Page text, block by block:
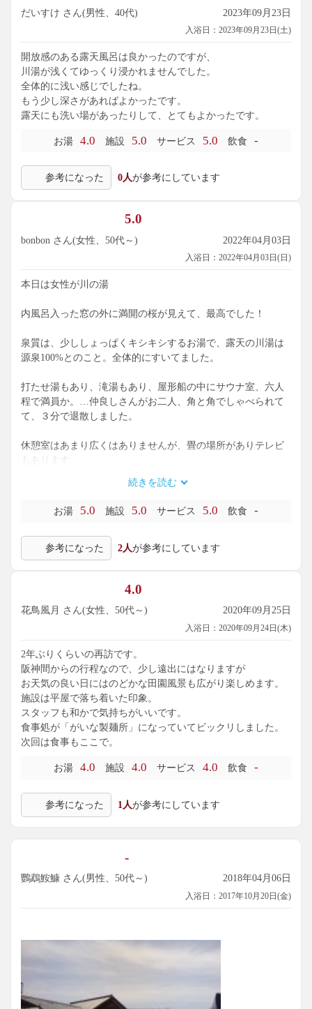
だいすけ さん(男性、40代) 2023年09月23日
入浴日：2023年09月23日(土)
開放感のある露天風呂は良かったのですが、
川湯が浅くてゆっくり浸かれませんでした。
全体的に浅い感じでしたね。
もう少し深さがあればよかったです。
露天にも洗い場があったりして、とてもよかったです。
お湯 4.0 施設 5.0 サービス 5.0 飲食 -
参考になった 0人が参考にしています
5.0
bonbon さん(女性、50代～) 2022年04月03日
入浴日：2022年04月03日(日)
本日は女性が川の湯
内風呂入った窓の外に満開の桜が見えて、最高でした！
泉質は、少ししょっぱくキシキシするお湯で、露天の川湯は
源泉100%とのこと。全体的にすいてました。
打たせ湯もあり、滝湯もあり、屋形船の中にサウナ室、六人
程で満員か。…仲良しさんがお二人、角と角でしゃべられて
て、３分で退散しました。
休憩室はあまり広くはありませんが、畳の場所がありテレビ
もあります。
本日は食事処が臨時休業で、外で食べてきて良かったと(^-^;
また桜の季節には再訪したいですね
続きを読む
お湯 5.0 施設 5.0 サービス 5.0 飲食 -
参考になった 2人が参考にしています
4.0
花鳥風月 さん(女性、50代～) 2020年09月25日
入浴日：2020年09月24日(木)
2年ぶりくらいの再訪です。
阪神間からの行程なので、少し遠出にはなりますが
お天気の良い日にはのどかな田園風景も広がり楽しめます。
施設は平屋で落ち着いた印象。
スタッフも和かで気持ちがいいです。
食事処が「がいな製麺所」になっていてビックリしました。
次回は食事もここで。
お湯 4.0 施設 4.0 サービス 4.0 飲食 -
参考になった 1人が参考にしています
-
鸚鵡鮟鱇 さん(男性、50代～) 2018年04月06日
入浴日：2017年10月20日(金)